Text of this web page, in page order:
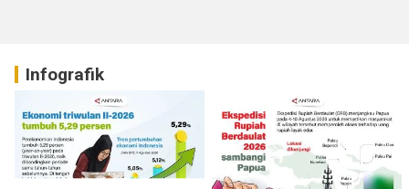
Infografik